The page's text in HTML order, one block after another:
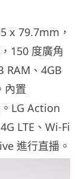
x 79.7mm，
150 度廣角
RAM、4GB
內置
LG Action
LTE、Wi-Fi
進行直播。